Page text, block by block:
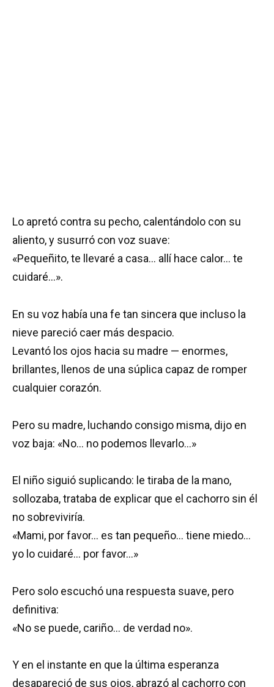
Lo apretó contra su pecho, calentándolo con su
aliento, y susurró con voz suave:
«Pequeñito, te llevaré a casa… allí hace calor… te
cuidaré…».
En su voz había una fe tan sincera que incluso la
nieve pareció caer más despacio.
Levantó los ojos hacia su madre — enormes,
brillantes, llenos de una súplica capaz de romper
cualquier corazón.
Pero su madre, luchando consigo misma, dijo en
voz baja: «No… no podemos llevarlo…»
El niño siguió suplicando: le tiraba de la mano,
sollozaba, trataba de explicar que el cachorro sin él
no sobreviviría.
«Mami, por favor… es tan pequeño… tiene miedo…
yo lo cuidaré… por favor…»
Pero solo escuchó una respuesta suave, pero
definitiva:
«No se puede, cariño… de verdad no».
Y en el instante en que la última esperanza
desapareció de sus ojos, abrazó al cachorro con